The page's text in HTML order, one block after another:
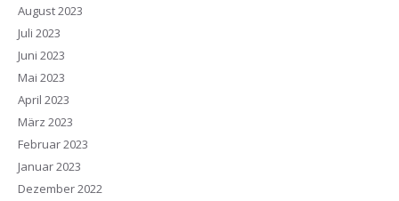
August 2023
Juli 2023
Juni 2023
Mai 2023
April 2023
März 2023
Februar 2023
Januar 2023
Dezember 2022